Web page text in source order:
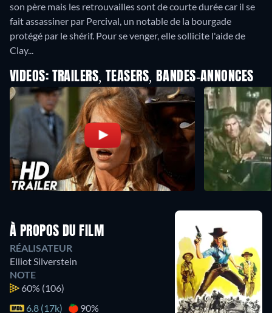
son père mais les retrouvailles sont de courte durée car il se
fait assassiner par Percival, un notable de la bourgade
protégé par le shérif. Pour se venger, elle sollicite l'aide de
Clay...
VIDEOS: TRAILERS, TEASERS, BANDES-ANNONCES
À PROPOS DU FILM
RÉALISATEUR
Elliot Silverstein
NOTE
60% (106)
6.8 (17k)
90%